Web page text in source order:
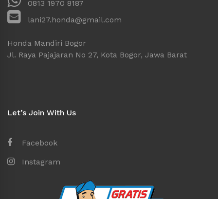
0813 1970 8187
lani27.honda@gmail.com
Honda Mandiri Bogor
Jl. Raya Pajajaran No 27, Kota Bogor, Jawa Barat
Let’s Join With Us
Facebook
Instagram